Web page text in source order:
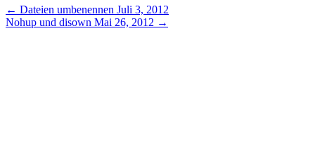
← Dateien umbenennen Juli 3, 2012
Nohup und disown Mai 26, 2012 →